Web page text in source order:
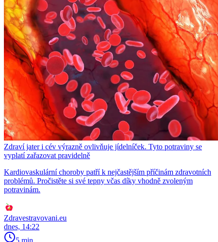
Zdraví jater i cév výrazně ovlivňuje jídelníček. Tyto potraviny se
vyplatí zařazovat pravidelně
Kardiovaskulární choroby patří k nejčastějším příčinám zdravotních
problémů. Pročistěte si své tepny včas díky vhodně zvoleným
potravinám.
Zdravestravovani.eu
dnes, 14:22
5 min